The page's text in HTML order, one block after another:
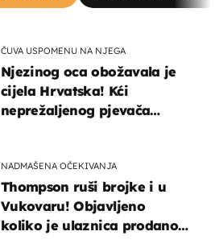
ČUVA USPOMENU NA NJEGA
Njezinog oca obožavala je
cijela Hrvatska! Kći
neprežaljenog pjevača
NADMAŠENA OČEKIVANJA
Thompson ruši brojke i u
Vukovaru! Objavljeno
koliko je ulaznica prodano